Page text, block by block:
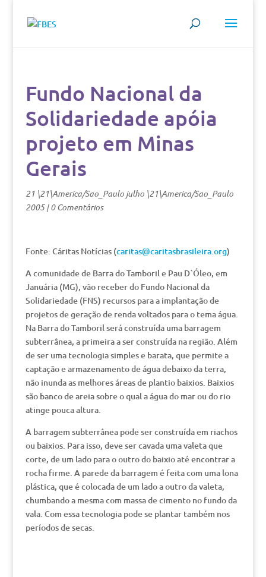
Fundo Nacional da
Solidariedade apóia
projeto em Minas
Gerais
21 \21\America/Sao_Paulo julho \21\America/Sao_Paulo
2005|0 Comentários
Fonte: Cáritas Notícias (caritas@caritasbrasileira.org)
A comunidade de Barra do Tamboril e Pau D`Óleo, em
Januária (MG), vão receber do Fundo Nacional da
Solidariedade (FNS) recursos para a implantação de
projetos de geração de renda voltados para o tema água.
Na Barra do Tamboril será construída uma barragem
subterrânea, a primeira a ser construída na região. Além
de ser uma tecnologia simples e barata, que permite a
captação e armazenamento de água debaixo da terra,
não inunda as melhores áreas de plantio baixios. Baixios
são banco de areia sobre o qual a água do mar ou do rio
atinge pouca altura.
A barragem subterrânea pode ser construída em riachos
ou baixios. Para isso, deve ser cavada uma valeta que
corte, de um lado para o outro do baixio até encontrar a
rocha firme. A parede da barragem é feita com uma lona
plástica, que é colocada de um lado a outro da valeta,
chumbando a mesma com massa de cimento no fundo da
vala. Com essa tecnologia pode se plantar também nos
períodos de secas.